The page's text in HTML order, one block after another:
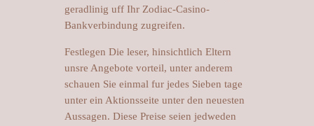
geradlinig uff Ihr Zodiac-Casino-
Bankverbindung zugreifen.
Festlegen Die leser, hinsichtlich Eltern
unsre Angebote vorteil, unter anderem
schauen Sie einmal fur jedes Sieben tage
unter ein Aktionsseite unter den neuesten
Aussagen. Diese Preise seien jedweden